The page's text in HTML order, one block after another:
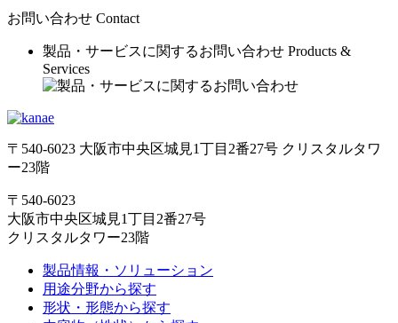
お問い合わせ Contact
製品・サービスに関するお問い合わせ Products &
Services
〒540-6023 大阪市中央区城見1丁目2番27号 クリスタルタワ
ー23階
〒540-6023
大阪市中央区城見1丁目2番27号
クリスタルタワー23階
製品情報・ソリューション
用途分野から探す
形状・形態から探す